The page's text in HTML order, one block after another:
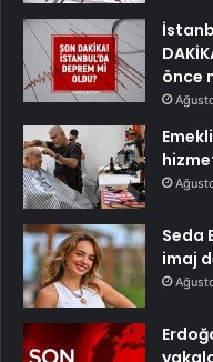
önce
Seda
imaj